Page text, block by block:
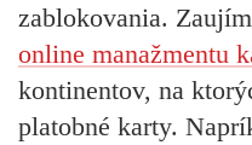
zablokovania.
online manažmentu
kontinentov, na
platobné karty.